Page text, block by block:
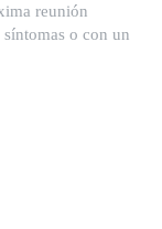
reunión
o con un